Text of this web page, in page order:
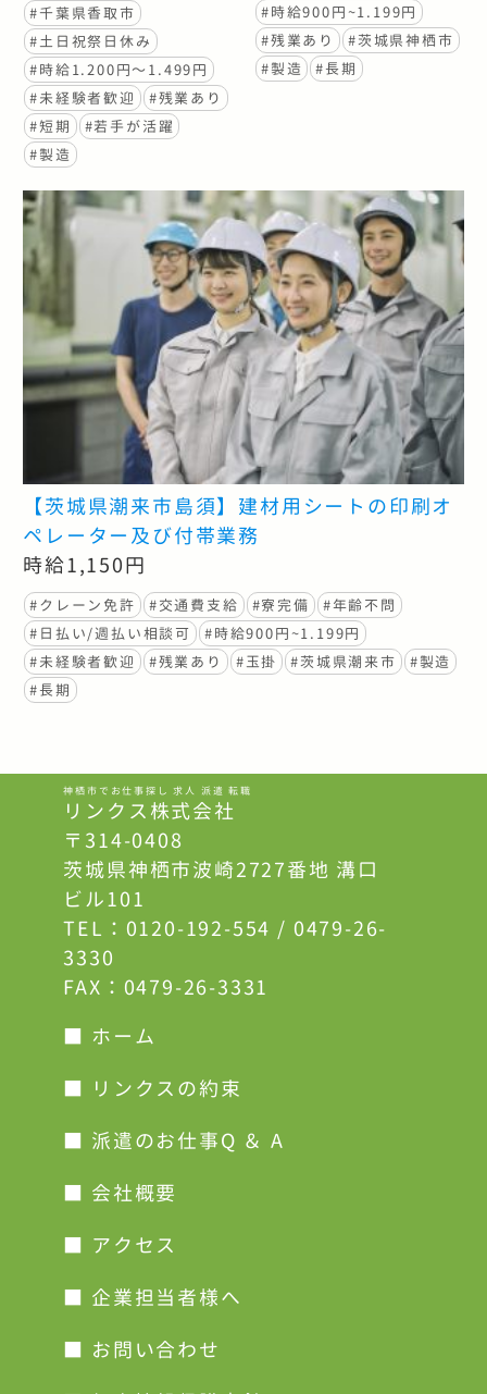
#千葉県香取市
#土日祝祭日休み
#時給1.200円〜1.499円
#未経験者歓迎
#残業あり
#短期
#若手が活躍
#製造
#時給900円~1.199円
#残業あり
#茨城県神栖市
#製造
#長期
【茨城県潮来市島須】建材用シートの印刷オ
ペレーター及び付帯業務
時給1,150円
#クレーン免許 #交通費支給 #寮完備
#年齢不問
#日払い/週払い相談可
#時給900円~1.199円
#未経験者歓迎
#残業あり #玉掛 #茨城県潮来市
#製造
#長期
神栖市でお仕事探し 求人 派遣 転職
リンクス株式会社
〒314-0408
茨城県神栖市波崎2727番地 溝口
ビル101
TEL： 0120-192-554 / 0479-26-
3330
FAX：0479-26-3331
■ ホーム
■ リンクスの約束
■ 派遣のお仕事Q ＆ A
■ 会社概要
■ アクセス
■ 企業担当者様へ
■ お問い合わせ